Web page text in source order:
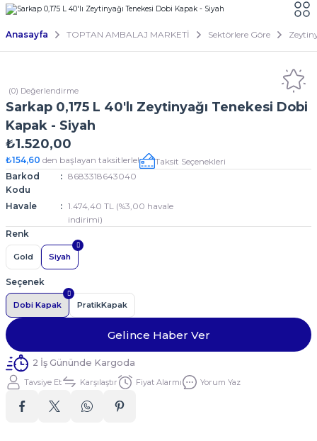
Anasayfa TOPTAN AMBALAJ MARKETİ Sektörlere Göre
(0) Değerlendirme
Sarkap 0,175 L 40'lı Zeytinyağı Tenekesi Dobi
Kapak - Siyah
₺1.520,00
₺154,60 den başlayan taksitlerle!
Taksit Seçenekleri
Barkod
Kodu
8683318643040
Havale
1.474,40 TL (%3,00 havale
indirimi)
Renk
Gold Siyah
Seçenek
Dobi Kapak PratikKapak
Gelince Haber Ver
2 İş Gününde Kargoda
Tavsiye Et Karşılaştır Fiyat Alarmı Yorum Yaz